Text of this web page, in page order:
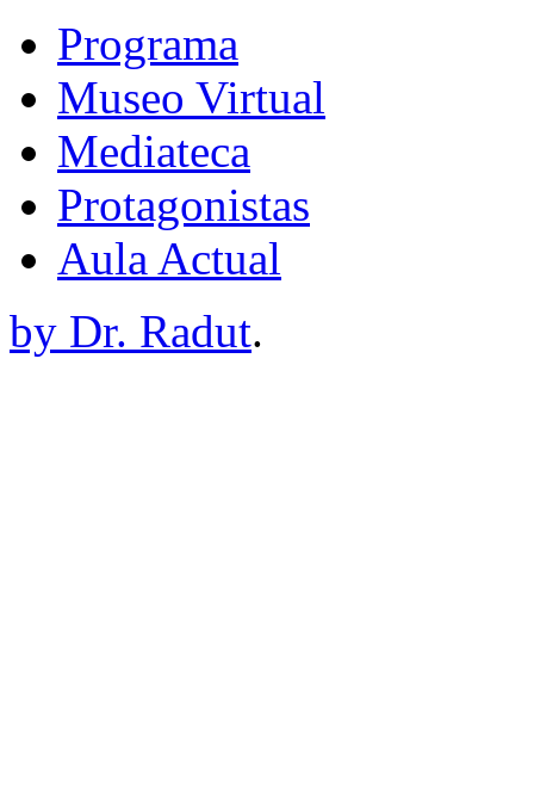
Programa
Museo Virtual
Mediateca
Protagonistas
Aula Actual
by Dr. Radut.